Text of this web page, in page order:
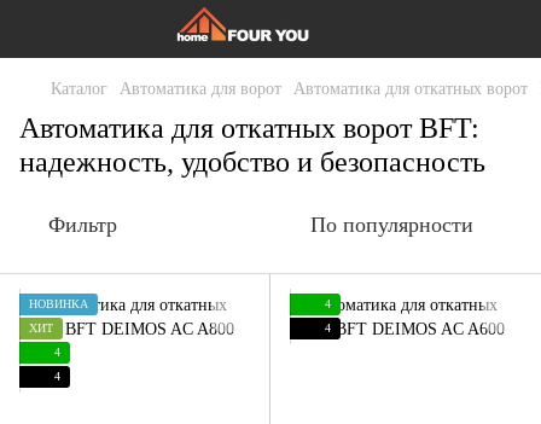
Каталог Автоматика для ворот Автоматика для откатных ворот
Автоматика для откатных ворот BFT:
надежность, удобство и безопасность
Фильтр По популярности
НОВИНКА
ХИТ
4
4
4
4